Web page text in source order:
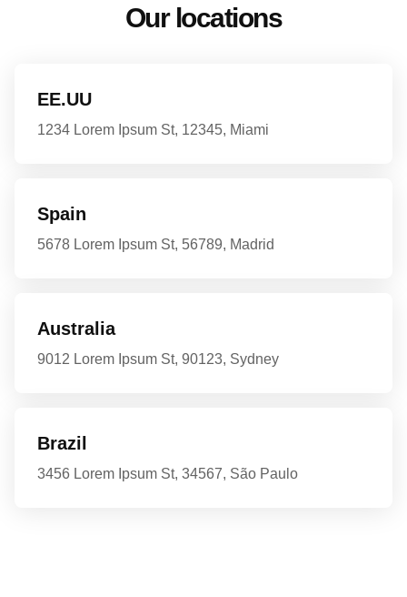
Our locations
EE.UU
1234 Lorem Ipsum St, 12345, Miami
Spain
5678 Lorem Ipsum St, 56789, Madrid
Australia
9012 Lorem Ipsum St, 90123, Sydney
Brazil
3456 Lorem Ipsum St, 34567, São Paulo